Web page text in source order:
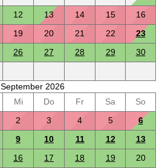
12 13 14 15
16
19 20 21 22
23
26 27 28 29
30
September 2026
Mi Do Fr Sa
So
2 3 4 5
6
9 10 11 12
13
16 17 18 19
20